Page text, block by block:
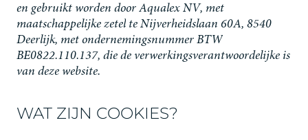
en gebruikt worden door Aqualex NV, met
maatschappelijke zetel te Nijverheidslaan 60A, 8540
Deerlijk, met ondernemingsnummer BTW
BE0822.110.137, die de verwerkingsverantwoordelijke is
van deze website.
WAT ZIJN COOKIES?